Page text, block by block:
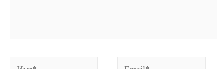
Имя* Email*